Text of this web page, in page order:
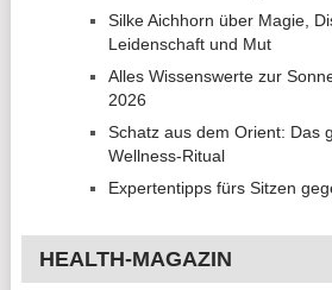
Silke Aichhorn über Magie,
Leidenschaft und Mut
Alles Wissenswerte zur
2026
Schatz aus dem Orient: Das
Wellness-Ritual
Expertentipps fürs Sitzen
HEALTH-MAGAZIN